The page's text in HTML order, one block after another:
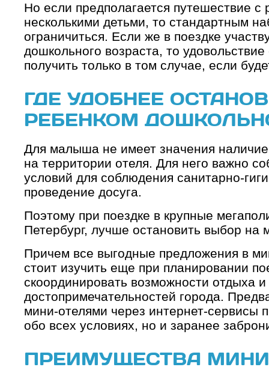
Но если предполагается путешествие с
несколькими детьми, то стандартным
ограничиться. Если же в поездке
дошкольного возраста, то
получить только в том случае, если
ГДЕ УДОБНЕЕ
РЕБЕНКОМ
Для малыша не имеет значения
на территории отеля. Для него важно
условий для соблюдения санитарно-
проведение досуга.
Поэтому при поездке в крупные
Петербург, лучше остановить выбор на
Причем все выгодные предложения в
стоит изучить еще при планировании
скоординировать возможности отдыха
достопримечательностей города.
мини-отелями через интернет-сервисы
обо всех условиях, но и заранее
ПРЕИМУЩЕСТВА